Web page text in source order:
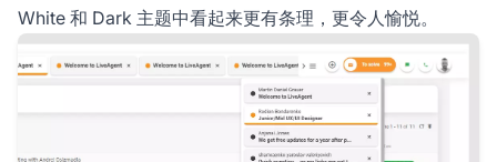
White 和 Dark 主题中看起来更有条理，更令人愉悦。